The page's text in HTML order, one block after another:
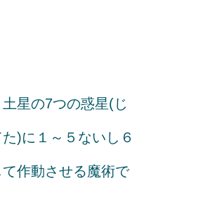
星の7つの惑星(じ
)に１～５ないし６
作動させる魔術で